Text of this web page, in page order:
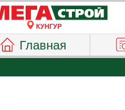
КУНГУР
Главная